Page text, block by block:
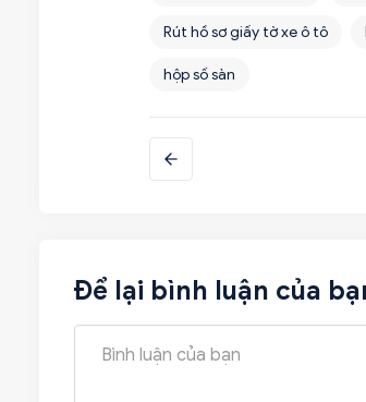
Rút hồ sơ giấy tờ xe ô tô
hộp số sàn
Để lại bình luận của